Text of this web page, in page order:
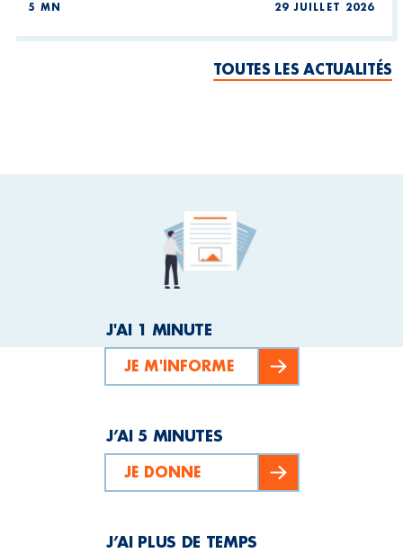
5 MN 29 JUILLET 2026
TOUTES LES ACTUALITÉS
J'AI 1 MINUTE
JE M'INFORME
J’AI 5 MINUTES
JE DONNE
J’AI PLUS DE TEMPS